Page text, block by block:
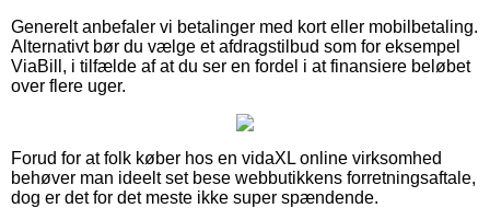
Generelt anbefaler vi betalinger med kort eller mobilbetaling.
Alternativt bør du vælge et afdragstilbud som for eksempel
ViaBill, i tilfælde af at du ser en fordel i at finansiere beløbet
over flere uger.
Forud for at folk køber hos en vidaXL online virksomhed
behøver man ideelt set bese webbutikkens forretningsaftale,
dog er det for det meste ikke super spændende.